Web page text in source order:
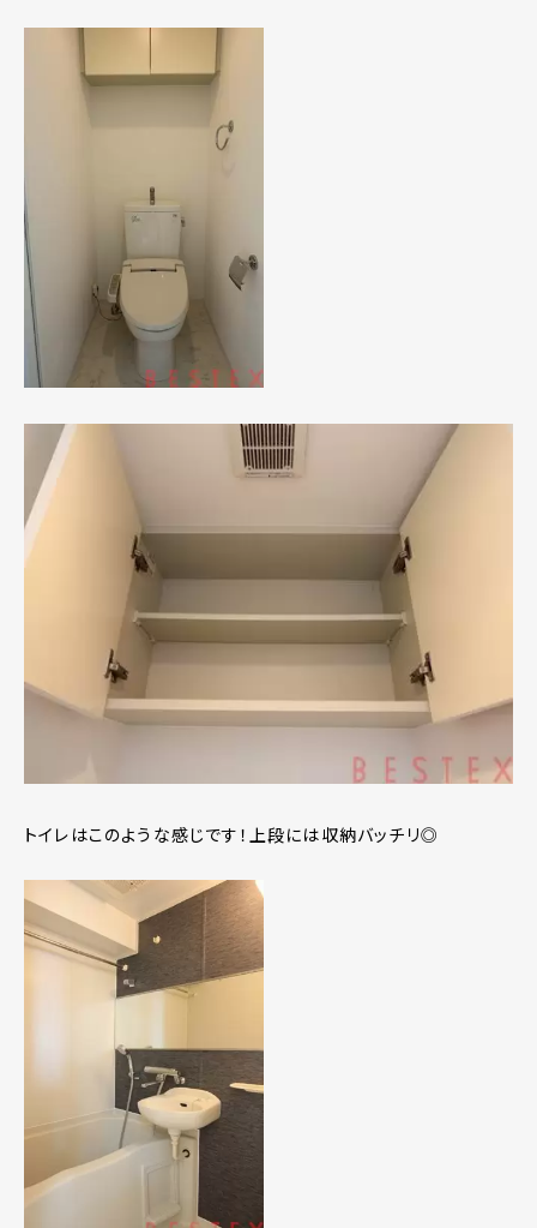
トイレはこのような感じです！上段には収納バッチリ◎